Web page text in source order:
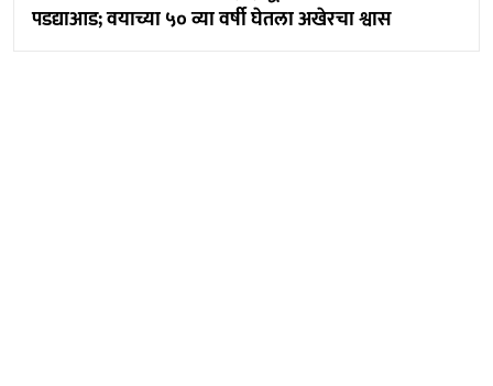
पडद्याआड; वयाच्या ५० व्या वर्षी घेतला अखेरचा श्वास